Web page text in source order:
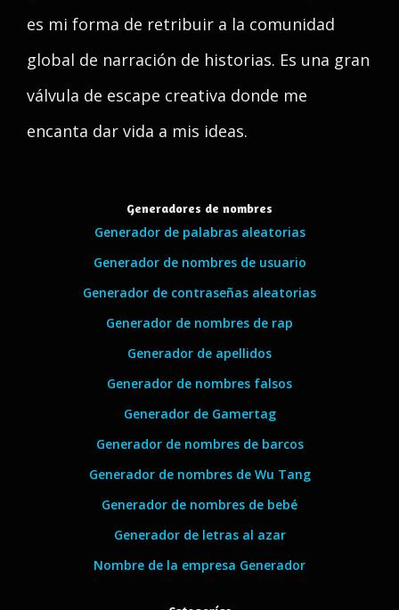
es mi forma de retribuir a la comunidad
global de narración de historias. Es una gran
válvula de escape creativa donde me
encanta dar vida a mis ideas.
Generadores de nombres
Generador de palabras aleatorias
Generador de nombres de usuario
Generador de contraseñas aleatorias
Generador de nombres de rap
Generador de apellidos
Generador de nombres falsos
Generador de Gamertag
Generador de nombres de barcos
Generador de nombres de Wu Tang
Generador de nombres de bebé
Generador de letras al azar
Nombre de la empresa Generador